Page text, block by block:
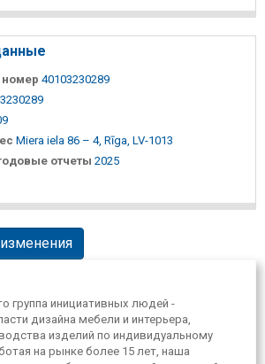
номер 40103230289
Miera iela 86 – 4, Rīga, LV-1013
отчеты 2025
группа инициативных людей -
дизайна мебели и интерьера,
изделий по индивидуальному
на рынке более 15 лет, наша